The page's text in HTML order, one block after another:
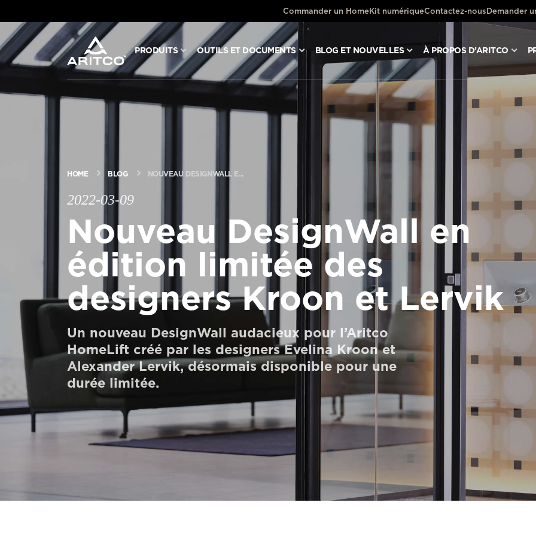
Commander un HomeKit numériqueContactez-nous Demander
PRODUITS OUTILS ET DOCUMENTS BLOG ET NOUVELLES À PROPOS D’ARITCO
PRODUITS
OUTILS ET DOCUMENTS
PROFESSIONNEL
Commander un HomeKit numérique
Contactez-nous
Demander un devis
Newsletter S’enregistrer
FAQ
Contactez-nous
HOME BLOG NOUVEAU DESIGNWALL E...
2022-03-09
Nouveau DesignWall en
édition limitée des
designers Kroon et Lervik
Un nouveau DesignWall audacieux pour l’Aritco
HomeLift créé par les designers Evelina Kroon et
Alexander Lervik, désormais disponible pour une
durée limitée.